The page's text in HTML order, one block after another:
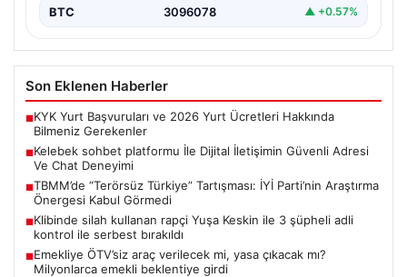
BTC 3096078 ▲ +0.57%
Son Eklenen Haberler
■KYK Yurt Başvuruları ve 2026 Yurt Ücretleri Hakkında
Bilmeniz Gerekenler
■Kelebek sohbet platformu İle Dijital İletişimin Güvenli Adresi
Ve Chat Deneyimi
■TBMM’de “Terörsüz Türkiye” Tartışması: İYİ Parti’nin Araştırma
Önergesi Kabul Görmedi
■Klibinde silah kullanan rapçi Yuşa Keskin ile 3 şüpheli adli
kontrol ile serbest bırakıldı
■Emekliye ÖTV’siz araç verilecek mi, yasa çıkacak mı?
Milyonlarca emekli beklentiye girdi